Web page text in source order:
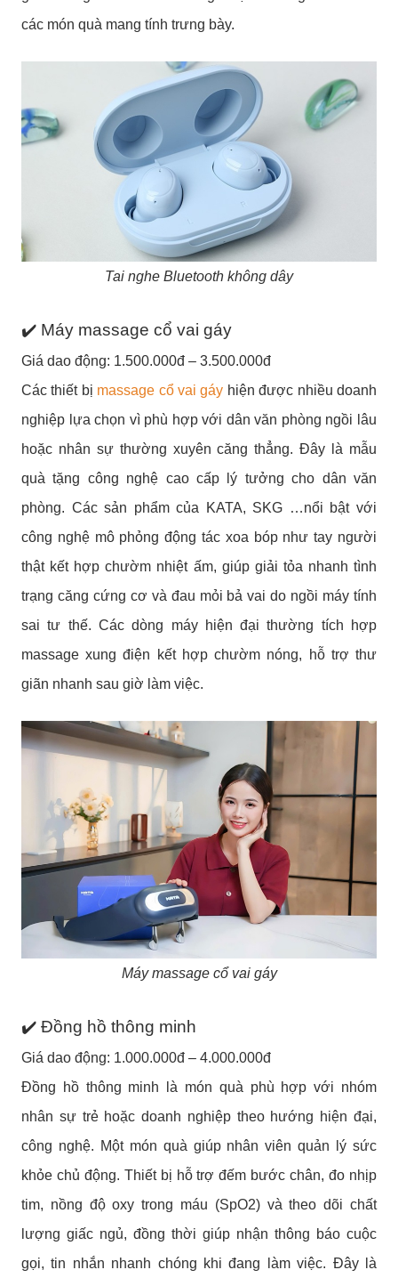
các món quà mang tính trưng bày.
Tai nghe Bluetooth không dây
✔️ Máy massage cổ vai gáy
Giá dao động: 1.500.000đ – 3.500.000đ
Các thiết bị massage cổ vai gáy hiện được nhiều doanh
nghiệp lựa chọn vì phù hợp với dân văn phòng ngồi lâu
hoặc nhân sự thường xuyên căng thẳng. Đây là mẫu
quà tặng công nghệ cao cấp lý tưởng cho dân văn
phòng. Các sản phẩm của KATA, SKG …nổi bật với
công nghệ mô phỏng động tác xoa bóp như tay người
thật kết hợp chườm nhiệt ấm, giúp giải tỏa nhanh tình
trạng căng cứng cơ và đau mỏi bả vai do ngồi máy tính
sai tư thế. Các dòng máy hiện đại thường tích hợp
massage xung điện kết hợp chườm nóng, hỗ trợ thư
giãn nhanh sau giờ làm việc.
Máy massage cổ vai gáy
✔️ Đồng hồ thông minh
Giá dao động: 1.000.000đ – 4.000.000đ
Đồng hồ thông minh là món quà phù hợp với nhóm
nhân sự trẻ hoặc doanh nghiệp theo hướng hiện đại,
công nghệ. Một món quà giúp nhân viên quản lý sức
khỏe chủ động. Thiết bị hỗ trợ đếm bước chân, đo nhịp
tim, nồng độ oxy trong máu (SpO2) và theo dõi chất
lượng giấc ngủ, đồng thời giúp nhận thông báo cuộc
gọi, tin nhắn nhanh chóng khi đang làm việc. Đây là